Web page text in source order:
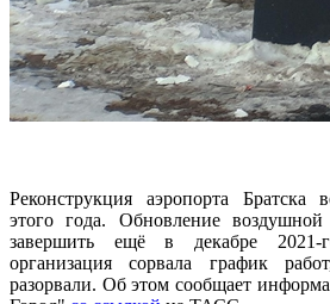
Реконструкция аэропорта Братска
этого года. Обновление
завершить ещё в декабре 2021-
организация сорвала график
разорвали. Об этом сообщает